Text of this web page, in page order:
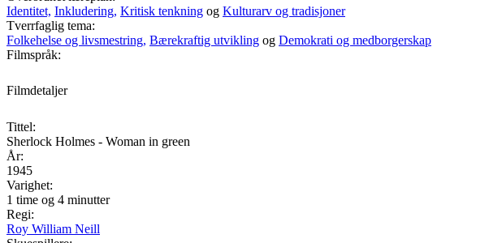
Identitet, Inkludering, Kritisk tenkning og Kulturarv og tradisjoner
Tverrfaglig tema:
Folkehelse og livsmestring, Bærekraftig utvikling og Demokrati og medborgerskap
Filmspråk:
Filmdetaljer
Tittel:
Sherlock Holmes - Woman in green
År:
1945
Varighet:
1 time og 4 minutter
Regi:
Roy William Neill